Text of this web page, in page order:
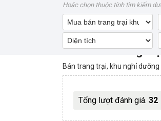
Mua bán trang
Bán trang trại, khu nghỉ dưỡng
Tổng lượt đánh giá. 32
Hoặc chọn thuộc tính tìm kiếm